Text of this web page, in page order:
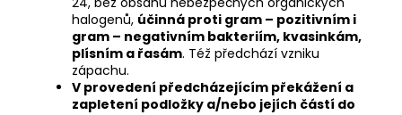
halogenů, účinná proti gram – pozitivním i
gram – negativním bakteriím, kvasinkám,
plísním a řasám. Též předchází vzniku
zápachu.
V provedení předcházejícím překážení a
zapletení podložky a/nebo jejích částí do